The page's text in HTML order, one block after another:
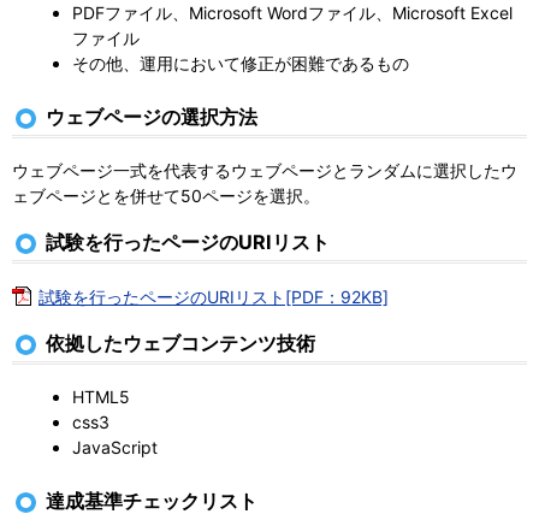
PDFファイル、Microsoft Wordファイル、Microsoft Excel
ファイル
その他、運用において修正が困難であるもの
ウェブページの選択方法
ウェブページ一式を代表するウェブページとランダムに選択したウ
ェブページとを併せて50ページを選択。
試験を行ったページのURIリスト
試験を行ったページのURIリスト[PDF：92KB]
依拠したウェブコンテンツ技術
HTML5
css3
JavaScript
達成基準チェックリスト